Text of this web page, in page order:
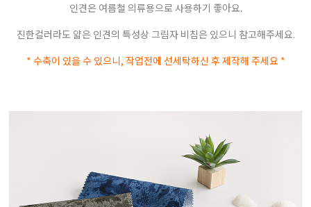
인견은 여름철 의류용으로 사용하기 좋아요.
진한컬러라도 얇은 인견의 특성상 그림자 비침은 있으니 참고해주세요.
* 수축이 있을 수 있으니, 작업전에 선세탁하신 후 제작해 주세요 *